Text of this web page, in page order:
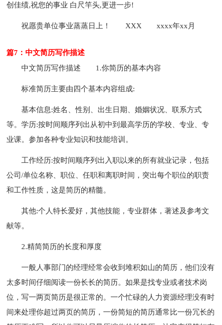
创佳绩,祝您的事业 白尺竿头,更进一步!
祝愿贵单位事业蒸蒸日上！ XXX xxxx年xx月
篇7：中文简历写作描述
中文简历写作描述
1.你简历的基本内容
标准简历主要由四个基本内容组成:
基本信息:姓名、性别、出生日期、婚姻状况、联系方式
等。学历:按时间顺序列出从初中到最高学历的学校、专业、专
业课。参加各种专业知识和技能培训。
工作经历:按时间顺序列出入职以来的所有就业记录，包括
公司/单位名称、职位、任职和离职时间，突出每个职位的职责
和工作性质，这是简历的精髓。
其他:个人特长爱好，其他技能，专业群体，著述及参考文
献等。
2.精简简历的长度和厚度
一般人事部门的经理经常会收到堆积如山的简历，他们没有
太多时间仔细阅读一份长长的简历。如果是找专业或者技术岗
位，写一两页简历是很正常的。一个忙碌的人力资源经理没有时
间来处理你超过两页的简历，一份简短的简历通常比一份冗长的